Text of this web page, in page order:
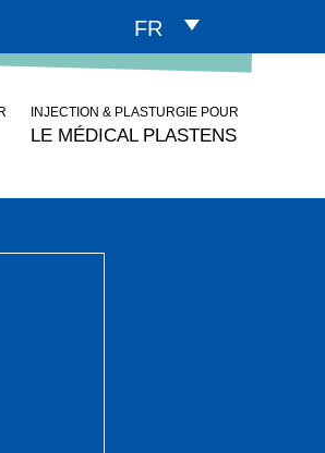
FR
INJECTION & PLASTURGIE POUR
LE MÉDICAL PLASTENS